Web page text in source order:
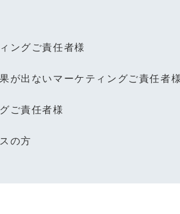
ングご責任者様
が出ないマーケティングご責任者
ご責任者様
の方